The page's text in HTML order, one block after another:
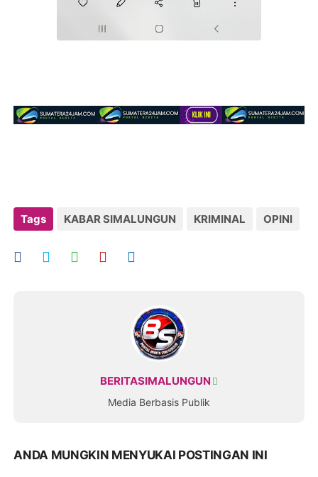
Tags KABAR SIMALUNGUN KRIMINAL OPINI
BERITASIMALUNGUN
Media Berbasis Publik
ANDA MUNGKIN MENYUKAI POSTINGAN INI